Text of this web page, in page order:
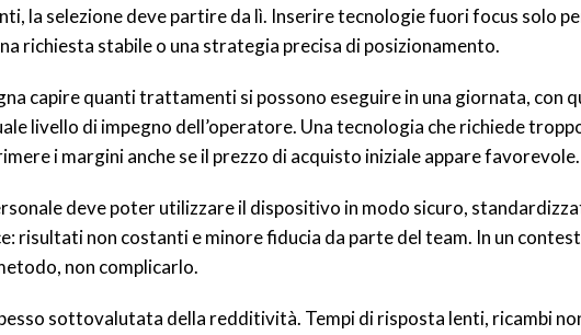
la selezione deve partire da lì. Inserire tecnologie fuori focus solo
richiesta stabile o una strategia precisa di posizionamento.
capire quanti trattamenti si possono eseguire in una giornata, con
livello di impegno dell’operatore. Una tecnologia che richiede
i margini anche se il prezzo di acquisto iniziale appare favorevole.
deve poter utilizzare il dispositivo in modo sicuro,
risultati non costanti e minore fiducia da parte del team. In un
non complicarlo.
sottovalutata della redditività. Tempi di risposta lenti, ricambi